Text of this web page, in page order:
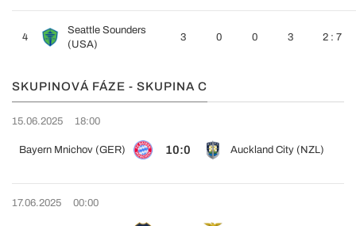
4
Seattle Sounders
(USA)
3 0 0 3 2 : 7
SKUPINOVÁ FÁZE - SKUPINA C
15.06.2025 18:00
Bayern Mnichov (GER) 10:0 Auckland City (NZL)
17.06.2025 00:00